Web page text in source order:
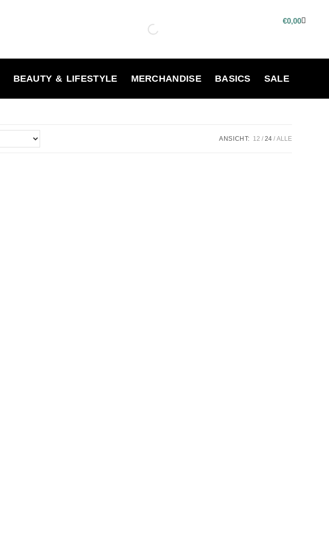
€0,00
BEAUTY & LIFESTYLE MERCHANDISE BASICS SALE
ANSICHT: 12 24 ALLE